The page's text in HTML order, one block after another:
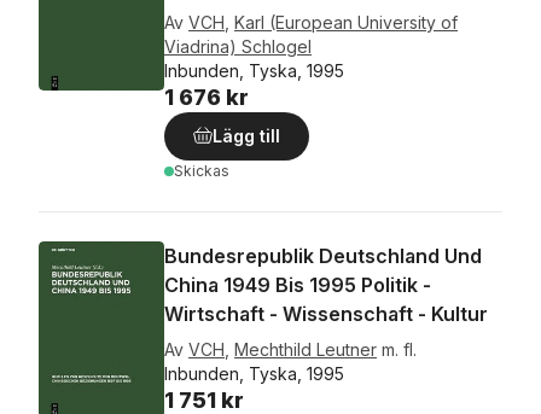
Av VCH Karl (European University of
Viadrina) Schlogel
Inbunden, Tyska, 1995
1 676 kr
Lägg till
Skickas
Bundesrepublik Deutschland Und
China 1949 Bis 1995 Politik -
Wirtschaft - Wissenschaft - Kultur
Av VCH Mechthild Leutner m. fl.
Inbunden, Tyska, 1995
1 751 kr